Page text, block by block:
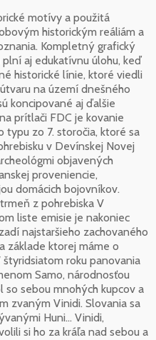
motívy a použitá
historickým reáliám a
Kompletný grafický
aj edukatívnu úlohu, keď
historické línie, ktoré viedli
na území dnešného
koncipované aj ďalšie
prítlači FDC je kovanie
typu zo 7. storočia, ktoré sa
v Devínskej Novej
objavených
proveniencie,
domácich bojovníkov.
z pohrebiska V
liste emisie je nakoniec
najstaršieho zachovaného
základe ktorej máme o
roku panovania
Samo, národnosťou
so sebou mnohých kupcov a
zvaným Vinidi. Slovania sa
Huni... Vinidi,
si ho za kráľa nad sebou a